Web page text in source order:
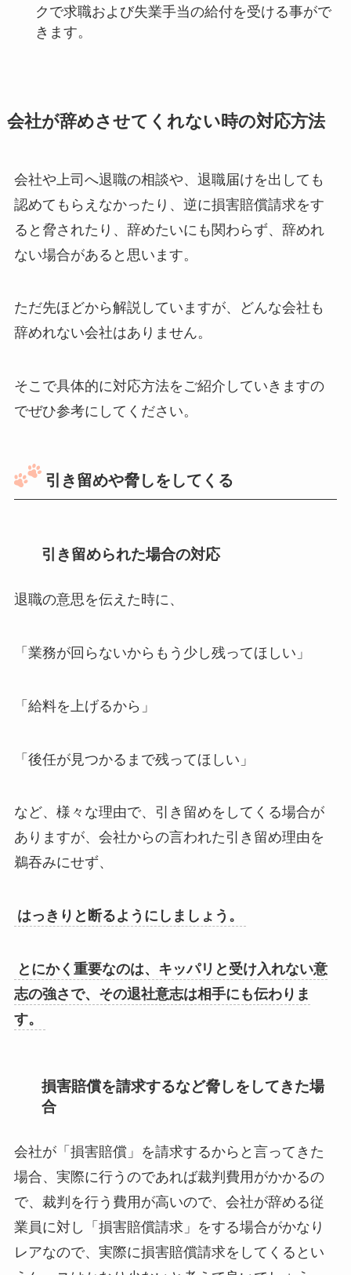
クで求職および失業手当の給付を受ける事がで
きます。
会社が辞めさせてくれない時の対応方法
会社や上司へ退職の相談や、退職届けを出しても
認めてもらえなかったり、逆に損害賠償請求をす
ると脅されたり、辞めたいにも関わらず、辞めれ
ない場合があると思います。
ただ先ほどから解説していますが、どんな会社も
辞めれない会社はありません。
そこで具体的に対応方法をご紹介していきますの
でぜひ参考にしてください。
引き留めや脅しをしてくる
引き留められた場合の対応
退職の意思を伝えた時に、
「業務が回らないからもう少し残ってほしい」
「給料を上げるから」
「後任が見つかるまで残ってほしい」
など、様々な理由で、引き留めをしてくる場合が
ありますが、会社からの言われた引き留め理由を
鵜吞みにせず、
はっきりと断るようにしましょう。
とにかく重要なのは、キッパリと受け入れない意
志の強さで、その退社意志は相手にも伝わりま
す。
損害賠償を請求するなど脅しをしてきた場
合
会社が「損害賠償」を請求するからと言ってきた
場合、実際に行うのであれば裁判費用がかかるの
で、裁判を行う費用が高いので、会社が辞める従
業員に対し「損害賠償請求」をする場合がかなり
レアなので、実際に損害賠償請求をしてくるとい